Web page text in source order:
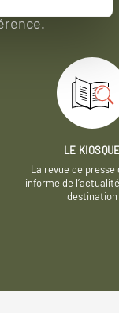
LE
La revue de presse
informe de
destination